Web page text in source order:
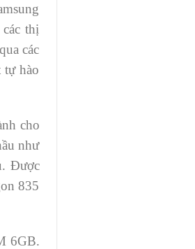
thị
các
tự hào
cho
như
Được
835
6GB.